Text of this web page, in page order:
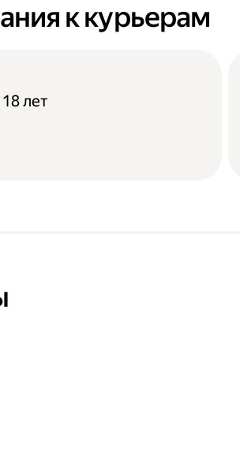
к курьерам
лет